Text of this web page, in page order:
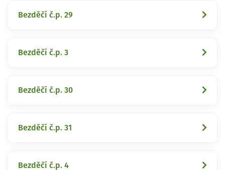
Bezděčí č.p. 29
Bezděčí č.p. 3
Bezděčí č.p. 30
Bezděčí č.p. 31
Bezděčí č.p. 4